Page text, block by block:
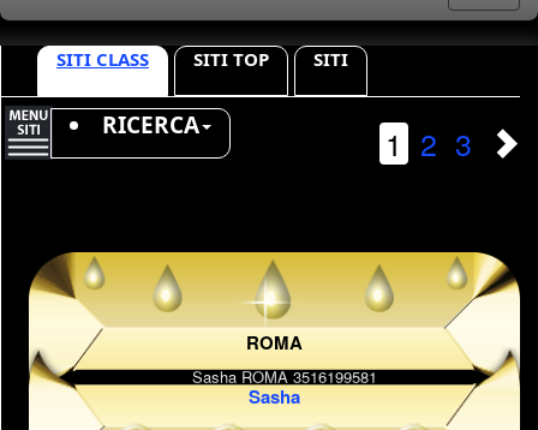
SITI CLASS SITI TOP SITI
RICERCA 1 2 3
ROMA
Sasha